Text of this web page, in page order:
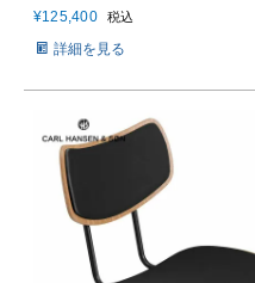
¥125,400 税込
詳細を見る